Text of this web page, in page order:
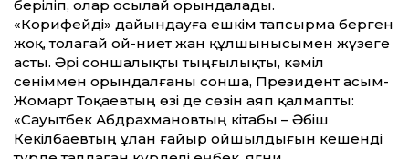
беріліп, олар осылай орындалады.
«Корифейді» дайындауға ешкім тапсырма берген
жоқ, толағай ой-ниет жан құлшынысымен жүзеге
асты. Әрі соншалықты тыңғылықты, кәміл
сеніммен орындалғаны сонша, Президент Қасым-
Жомарт Тоқаевтың өзі де сөзін аяп қалмапты:
«Сауытбек Абдрахмановтың кітабы – Әбіш
Кекілбаевтың ұлан ғайыр ойшылдығын кешенді